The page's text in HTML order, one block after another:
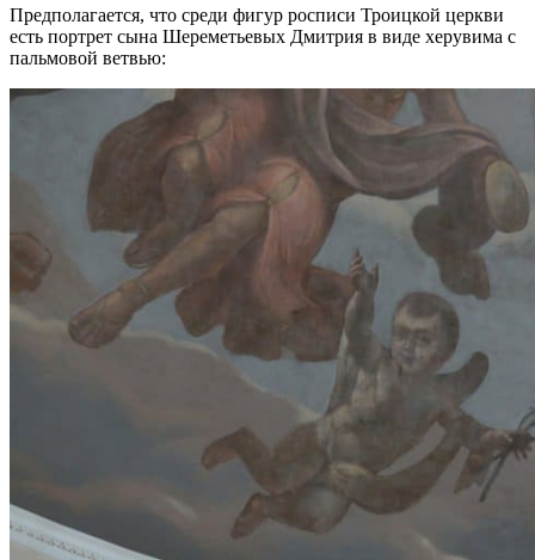
Предполагается, что среди фигур росписи Троицкой церкви
есть портрет сына Шереметьевых Дмитрия в виде херувима с
пальмовой ветвью: